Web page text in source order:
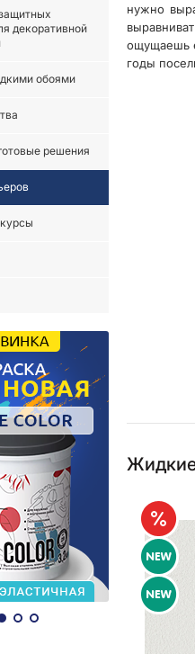
декоративной
обоями
решения
нужно
ощущаешь
годы